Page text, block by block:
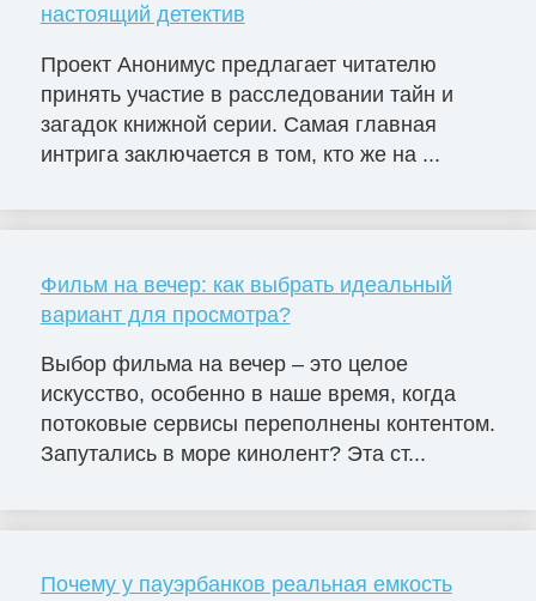
настоящий детектив
Проект Анонимус предлагает читателю
принять участие в расследовании тайн и
загадок книжной серии. Самая главная
интрига заключается в том, кто же на ...
Фильм на вечер: как выбрать идеальный
вариант для просмотра?
Выбор фильма на вечер – это целое
искусство, особенно в наше время, когда
потоковые сервисы переполнены контентом.
Запутались в море кинолент? Эта ст...
Почему у пауэрбанков реальная емкость